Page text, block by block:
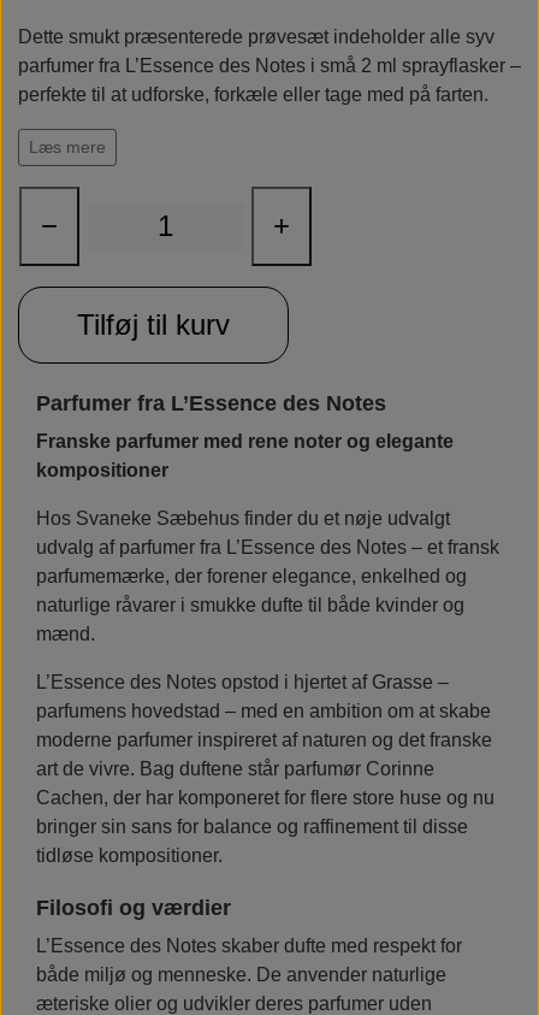
Rudolph Care
Dette smukt præsenterede prøvesæt indeholder alle syv
parfumer fra L’Essence des Notes i små 2 ml sprayflasker –
perfekte til at udforske, forkæle eller tage med på farten.
af noter – fra sprudlende citrus til dyb lavendel og elegant
dig selv.
Sættet indeholder:
Grapefrugt & Basilikum Pamplemousse & Basilic
Vetiver & Patchouli(Vétiver & Patchouli)
Kirsebærblomst ( Fleur de Cerisier
Koriander & Cedertræ( Coriandre & Bois de Cèdre)
Kardemomme & Rosmarin
Appelsinblomst(Fleur d'Oranger )
Sættet leveres i en elegant æske
, der også gør det perfekt som
gave – til dig selv eller en, du vil forkæle.
Læs mere
− +
Tilføj til kurv
Parfumer fra L’Essence des Notes
Franske parfumer med rene noter og elegante
kompositioner
Hos Svaneke Sæbehus finder du et nøje udvalgt
udvalg af parfumer fra L’Essence des Notes – et fransk
parfumemærke, der forener elegance, enkelhed og
naturlige råvarer i smukke dufte til både kvinder og
mænd.
L’Essence des Notes opstod i hjertet af Grasse –
parfumens hovedstad – med en ambition om at skabe
moderne parfumer inspireret af naturen og det franske
art de vivre. Bag duftene står parfumør Corinne
Cachen, der har komponeret for flere store huse og nu
bringer sin sans for balance og raffinement til disse
tidløse kompositioner.
Filosofi og værdier
L’Essence des Notes skaber dufte med respekt for
både miljø og menneske. De anvender naturlige
æteriske olier og udvikler deres parfumer uden